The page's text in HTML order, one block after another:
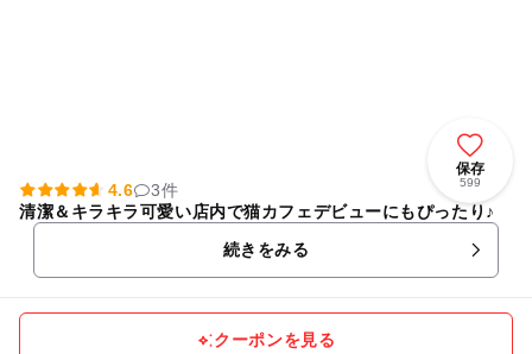
保存
599
4.6
3件
清潔＆キラキラ可愛い店内で猫カフェデビューにもぴったり♪
続きをみる
クーポンを見る